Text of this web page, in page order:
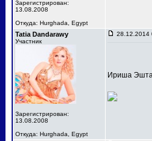
Зарегистрирован:
13.08.2008
Откуда: Hurghada, Egypt
Tatia Dandarawy
Участник
Зарегистрирован:
13.08.2008
Откуда: Hurghada, Egypt
28.12.2014
Ириша